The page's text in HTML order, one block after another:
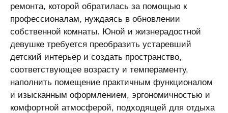
ремонта, которой обратилась за помощью к
профессионалам, нуждаясь в обновлении
собственной комнаты. Юной и жизнерадостной
девушке требуется преобразить устаревший
детский интерьер и создать пространство,
соответствующее возрасту и темпераменту,
наполнить помещение практичным функционалом
и изысканным оформлением, эргономичностью и
комфортной атмосферой, подходящей для отдыха